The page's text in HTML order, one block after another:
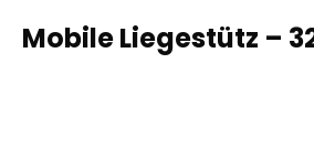
Mobile Liegestütz –